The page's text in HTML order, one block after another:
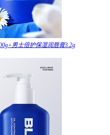
男士倍护保湿润唇膏3.2g